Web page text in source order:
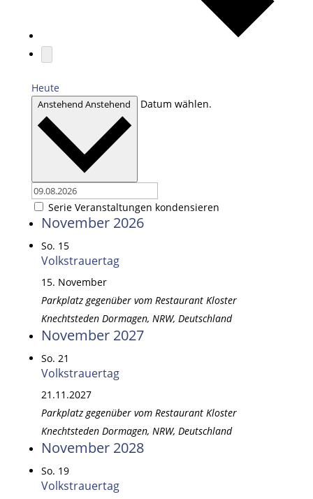
Heute
AnstehendAnstehend Datum wählen.
Serie Veranstaltungen kondensieren
November 2026
So. 15
Volkstrauertag
15. November
Parkplatz gegenüber vom Restaurant Kloster
Knechtsteden Dormagen, NRW, Deutschland
November 2027
So. 21
Volkstrauertag
21.11.2027
Parkplatz gegenüber vom Restaurant Kloster
Knechtsteden Dormagen, NRW, Deutschland
November 2028
So. 19
Volkstrauertag